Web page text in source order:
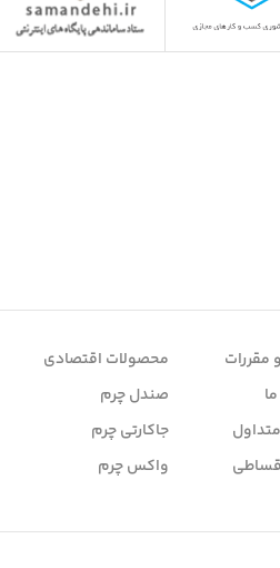
مقررات
محصولات اقتصادی
صندل چرم
جاکارتی چرم
واکس چرم